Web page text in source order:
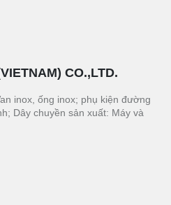
CO.,LTD.
inox, ống inox; phụ kiện đường
Dây chuyền sản xuất: Máy và